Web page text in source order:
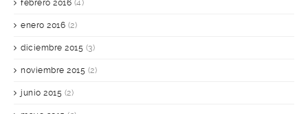
febrero 2016 (4)
enero 2016 (2)
diciembre 2015 (3)
noviembre 2015 (2)
junio 2015 (2)